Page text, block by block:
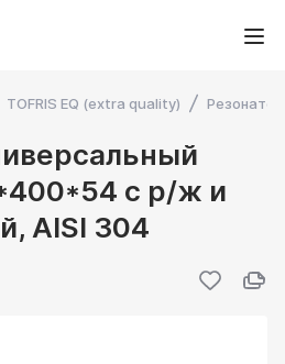
TOFRIS EQ (extra quality)
с р/ж и
AISI 304